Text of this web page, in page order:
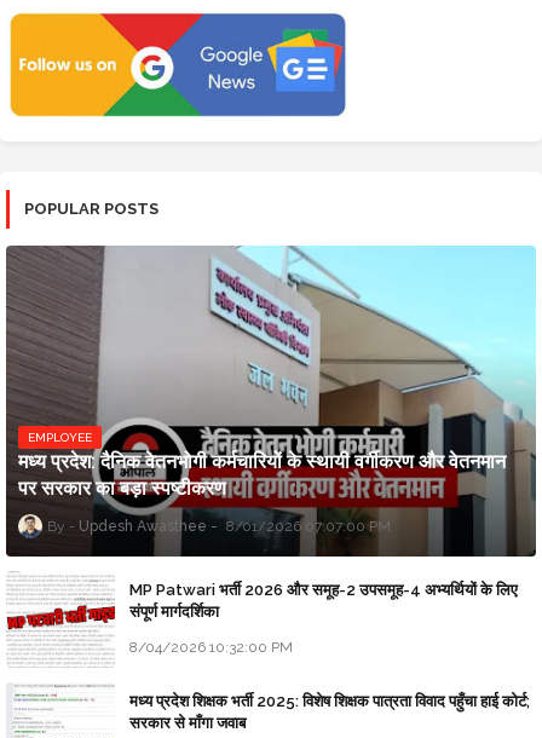
POPULAR POSTS
EMPLOYEE
मध्य प्रदेश: दैनिक वेतनभोगी कर्मचारियों के स्थायी वर्गीकरण और वेतनमान
पर सरकार का बड़ा स्पष्टीकरण
Updesh Awasthee 8/01/2026 07:07:00 PM
MP Patwari भर्ती 2026 और समूह-2 उपसमूह-4 अभ्यर्थियों के लिए
संपूर्ण मार्गदर्शिका
8/04/2026 10:32:00 PM
मध्य प्रदेश शिक्षक भर्ती 2025: विशेष शिक्षक पात्रता विवाद पहुँचा हाई कोर्ट;
सरकार से माँगा जवाब